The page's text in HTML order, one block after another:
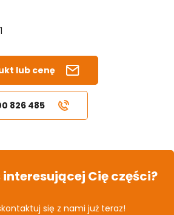
lub cenę
826 485
interesującej Cię części?
się z nami już teraz!